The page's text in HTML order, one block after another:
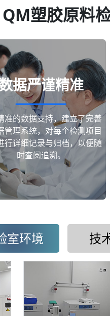
QM塑胶原料
据严谨精准
准的数据支持，建立了完善
管理系统，对每个检测项目
行详细记录与归档，以便随
时查阅追溯。
室环境 技